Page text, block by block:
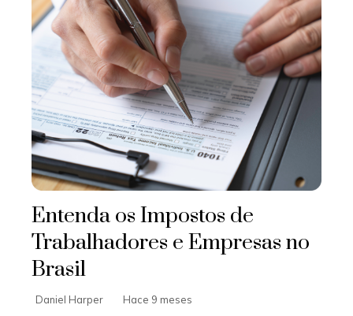
Entenda os Impostos de
Trabalhadores e Empresas no
Brasil
Daniel Harper Hace 9 meses